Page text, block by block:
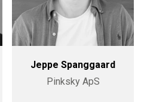
Jeppe Spanggaard
Pinksky ApS